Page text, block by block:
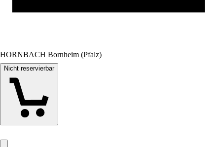
HORNBACH Bornheim (Pfalz)
Nicht reservierbar